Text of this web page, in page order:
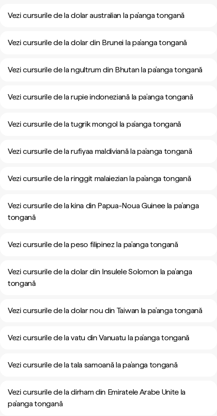
Vezi cursurile de la dolar australian la pa’anga tongană
Vezi cursurile de la dolar din Brunei la pa’anga tongană
Vezi cursurile de la ngultrum din Bhutan la pa’anga tongană
Vezi cursurile de la rupie indoneziană la pa’anga tongană
Vezi cursurile de la tugrik mongol la pa’anga tongană
Vezi cursurile de la rufiyaa maldiviană la pa’anga tongană
Vezi cursurile de la ringgit malaiezian la pa’anga tongană
Vezi cursurile de la kina din Papua-Noua Guinee la pa’anga
tongană
Vezi cursurile de la peso filipinez la pa’anga tongană
Vezi cursurile de la dolar din Insulele Solomon la pa’anga
tongană
Vezi cursurile de la dolar nou din Taiwan la pa’anga tongană
Vezi cursurile de la vatu din Vanuatu la pa’anga tongană
Vezi cursurile de la tala samoană la pa’anga tongană
Vezi cursurile de la dirham din Emiratele Arabe Unite la
pa’anga tongană